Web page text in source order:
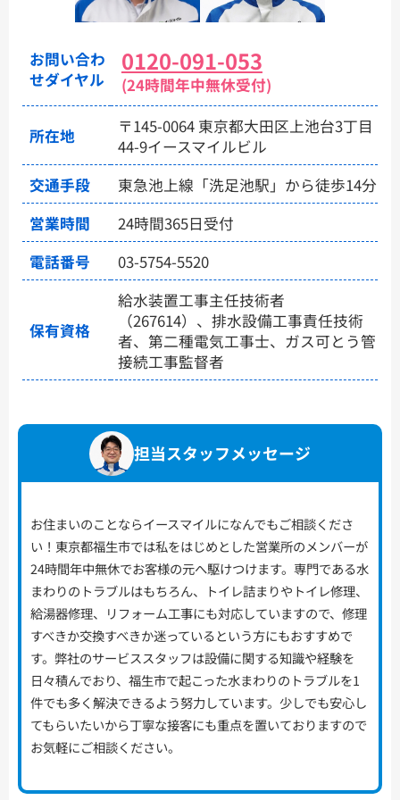
お問い合わ
せダイヤル
0120-091-053
(24時間年中無休受付)
所在地
〒145-0064 東京都大田区上池台3丁目
44-9イースマイルビル
交通手段
東急池上線「洗足池駅」から徒歩14分
営業時間
24時間365日受付
電話番号
03-5754-5520
保有資格
給水装置工事主任技術者
（267614）、排水設備工事責任技術
者、第二種電気工事士、ガス可とう管
接続工事監督者
担当スタッフメッセージ
お住まいのことならイースマイルになんでもご相談くださ
い！東京都福生市では私をはじめとした営業所のメンバーが
24時間年中無休でお客様の元へ駆けつけます。専門である水
まわりのトラブルはもちろん、トイレ詰まりやトイレ修理、
給湯器修理、リフォーム工事にも対応していますので、修理
すべきか交換すべきか迷っているという方にもおすすめで
す。弊社のサービススタッフは設備に関する知識や経験を
日々積んでおり、福生市で起こった水まわりのトラブルを1
件でも多く解決できるよう努力しています。少しでも安心し
てもらいたいから丁寧な接客にも重点を置いておりますので
お気軽にご相談ください。